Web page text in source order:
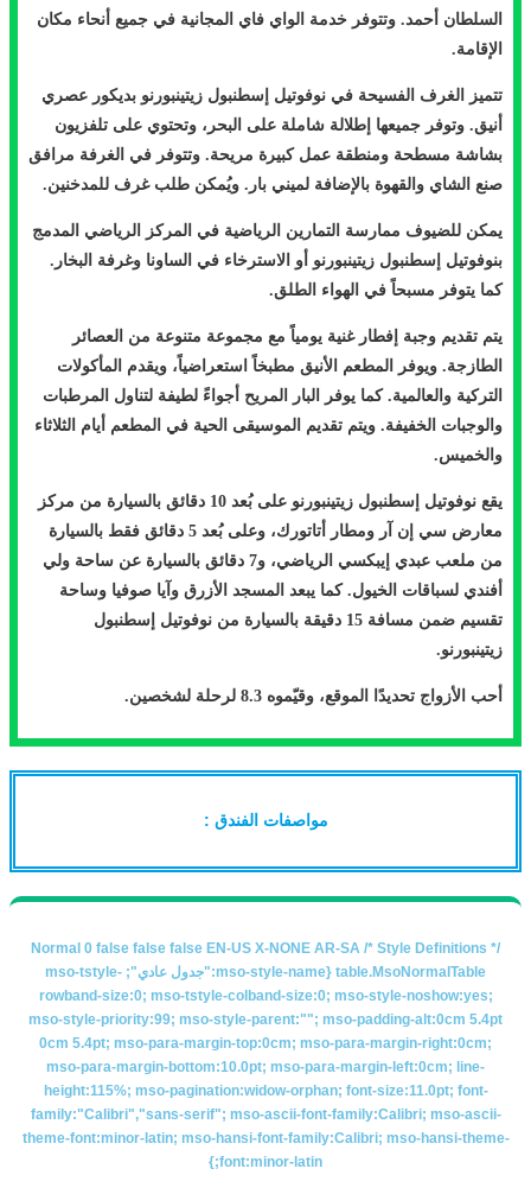
السلطان أحمد. وتتوفر خدمة الواي فاي المجانية في جميع أنحاء مكان
الإقامة.
تتميز الغرف الفسيحة في نوفوتيل إسطنبول زيتينبورنو بديكور عصري
أنيق. وتوفر جميعها إطلالة شاملة على البحر، وتحتوي على تلفزيون
بشاشة مسطحة ومنطقة عمل كبيرة مريحة. وتتوفر في الغرفة مرافق
صنع الشاي والقهوة بالإضافة لميني بار. ويُمكن طلب غرف للمدخنين.
يمكن للضيوف ممارسة التمارين الرياضية في المركز الرياضي المدمج
بنوفوتيل إسطنبول زيتينبورنو أو الاسترخاء في الساونا وغرفة البخار.
كما يتوفر مسبحاً في الهواء الطلق.
يتم تقديم وجبة إفطار غنية يومياً مع مجموعة متنوعة من العصائر
الطازجة. ويوفر المطعم الأنيق مطبخاً استعراضياً، ويقدم المأكولات
التركية والعالمية. كما يوفر البار المريح أجواءً لطيفة لتناول المرطبات
والوجبات الخفيفة. ويتم تقديم الموسيقى الحية في المطعم أيام الثلاثاء
والخميس.
يقع نوفوتيل إسطنبول زيتينبورنو على بُعد 10 دقائق بالسيارة من مركز
معارض سي إن آر ومطار أتاتورك، وعلى بُعد 5 دقائق فقط بالسيارة
من ملعب عبدي إيبكسي الرياضي، و7 دقائق بالسيارة عن ساحة ولي
أفندي لسباقات الخيول. كما يبعد المسجد الأزرق وآيا صوفيا وساحة
تقسيم ضمن مسافة 15 دقيقة بالسيارة من نوفوتيل إسطنبول
زيتينبورنو.
أحب الأزواج تحديدًا الموقع، وقيّموه 8.3 لرحلة لشخصين.
مواصفات الفندق :
Normal 0 false false false EN-US X-NONE AR-SA /* Style Definitions */
table.MsoNormalTable {mso-style-name:"جدول عادي"; mso-tstyle-
rowband-size:0; mso-tstyle-colband-size:0; mso-style-noshow:yes;
mso-style-priority:99; mso-style-parent:""; mso-padding-alt:0cm 5.4pt
0cm 5.4pt; mso-para-margin-top:0cm; mso-para-margin-right:0cm;
mso-para-margin-bottom:10.0pt; mso-para-margin-left:0cm; line-
height:115%; mso-pagination:widow-orphan; font-size:11.0pt; font-
family:"Calibri","sans-serif"; mso-ascii-font-family:Calibri; mso-ascii-
theme-font:minor-latin; mso-hansi-font-family:Calibri; mso-hansi-theme-
font:minor-latin;}